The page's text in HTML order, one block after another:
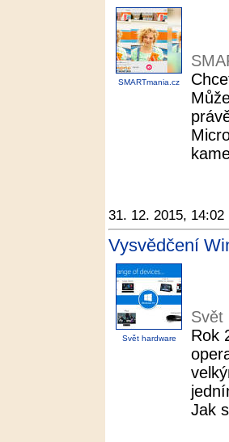
SMARTmania.cz
31. 12. 2015, 14:02
Vysvědčení
Svět hardware
Svět
Rok
Jak